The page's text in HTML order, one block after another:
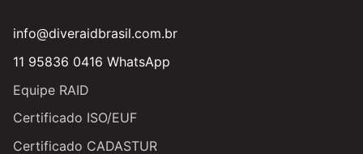
info@diveraidbrasil.com.br
11 95836 0416 WhatsApp
Equipe RAID
Certificado ISO/EUF
Certificado CADASTUR